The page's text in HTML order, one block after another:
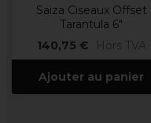
Saiza Ciseaux Offset
Tarantula 6"
140,75 €
Hors TVA
Ajouter au panier